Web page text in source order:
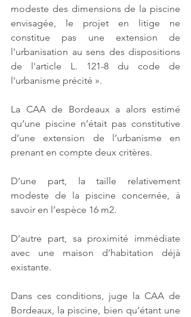
modeste des dimensions de la piscine
envisagée, le projet en litige ne
constitue pas une extension de
l'urbanisation au sens des dispositions
de l'article L. 121-8 du code de
l'urbanisme précité ».
La CAA de Bordeaux a alors estimé
qu’une piscine n’était pas constitutive
d’une extension de l’urbanisme en
prenant en compte deux critères.
D’une part, la taille relativement
modeste de la piscine concernée, à
savoir en l’espèce 16 m2.
D’autre part, sa proximité immédiate
avec une maison d’habitation déjà
existante.
Dans ces conditions, juge la CAA de
Bordeaux, la piscine, bien qu’étant une